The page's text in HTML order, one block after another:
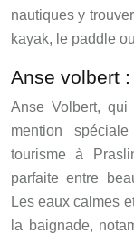
nautiques y
kayak, le paddle
Anse volbert
Anse Volbert,
mention
tourisme à
parfaite entre
Les eaux calmes
la baignade,